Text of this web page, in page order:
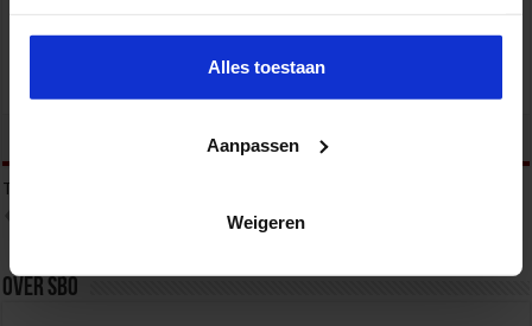
Alles toestaan
Aanpassen
Weigeren
Tags
ZORGCRIMINALITEIT
Over sbo